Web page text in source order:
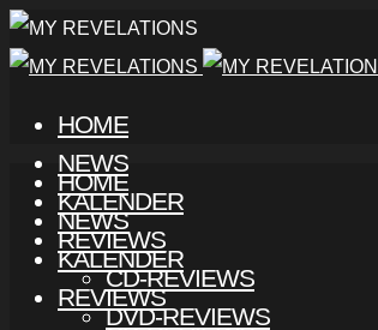
HOME
NEWS
KALENDER
REVIEWS
CD-REVIEWS
DVD-REVIEWS
HOME
NEWS
KALENDER
REVIEWS